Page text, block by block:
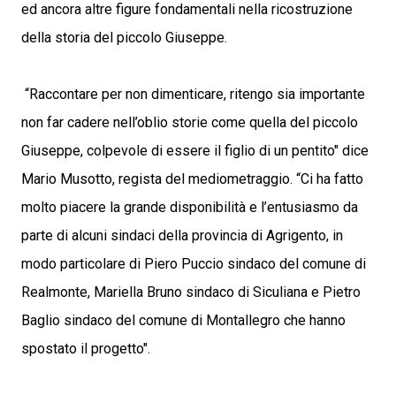
ed ancora altre figure fondamentali nella ricostruzione
della storia del piccolo Giuseppe.
“Raccontare per non dimenticare, ritengo sia importante
non far cadere nell’oblio storie come quella del piccolo
Giuseppe, colpevole di essere il figlio di un pentito" dice
Mario Musotto, regista del mediometraggio. “Ci ha fatto
molto piacere la grande disponibilità e l’entusiasmo da
parte di alcuni sindaci della provincia di Agrigento, in
modo particolare di Piero Puccio sindaco del comune di
Realmonte, Mariella Bruno sindaco di Siculiana e Pietro
Baglio sindaco del comune di Montallegro che hanno
spostato il progetto".